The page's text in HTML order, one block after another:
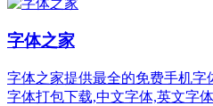
字体之家
字体之家提供最全的免费手机字
字体打包下载,中文字体,英文字